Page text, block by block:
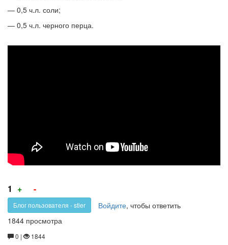
— 0,5 ч.л. соли;
— 0,5 ч.л. черного перца.
заправленный
рапсовым
маслом
с
сезамом
1 +
за!
-
против!
Блог пользователя - stier Войдите, чтобы ответить
1844 просмотра
0 | 1844